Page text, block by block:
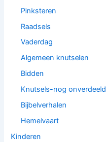
Pinksteren
Raadsels
Vaderdag
Algemeen knutselen
Bidden
Knutsels-nog onverdeeld
Bijbelverhalen
Hemelvaart
Kinderen